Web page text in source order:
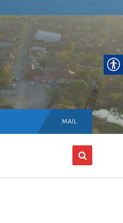
Choose
language:
MAIL